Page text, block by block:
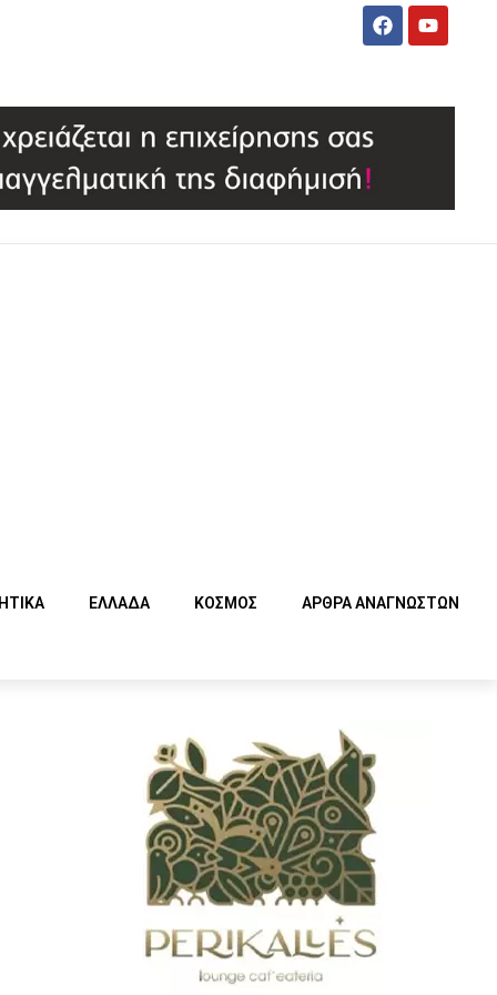
ΕΛΛΑΔΑ ΚΟΣΜΟΣ ΑΡΘΡΑ ΑΝΑΓΝΩΣΤΩΝ